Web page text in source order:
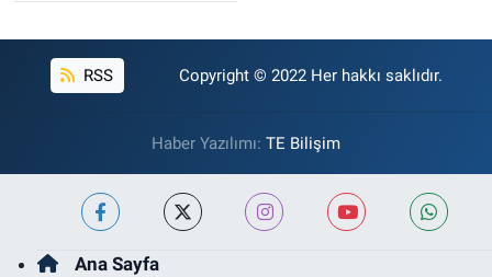
RSS Copyright © 2022 Her hakkı saklıdır.
Haber Yazılımı: TE Bilişim
Ana Sayfa